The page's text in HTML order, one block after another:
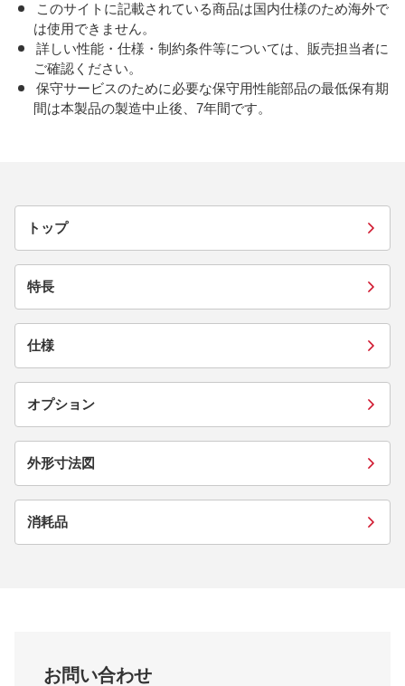
このサイトに記載されている商品は国内仕様のため海外で
は使用できません。
詳しい性能・仕様・制約条件等については、販売担当者に
ご確認ください。
保守サービスのために必要な保守用性能部品の最低保有期
間は本製品の製造中止後、7年間です。
トップ
特長
仕様
オプション
外形寸法図
消耗品
お問い合わせ